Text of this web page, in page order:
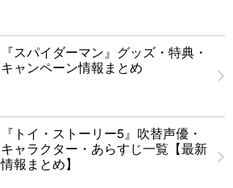
『スパイダーマン』グッズ・特典・
キャンペーン情報まとめ
『トイ・ストーリー5』吹替声優・
キャラクター・あらすじ一覧【最新
情報まとめ】